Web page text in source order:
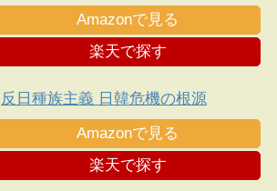
系も結局抱かれる・・★平日イオン
のフードコートでヤンママたちがナ
ンパ待ちしている★裏モノＪＡＰＡ
Amazonで見る
楽天で探す
反日種族主義 日韓危機の根源
Amazonで見る
楽天で探す